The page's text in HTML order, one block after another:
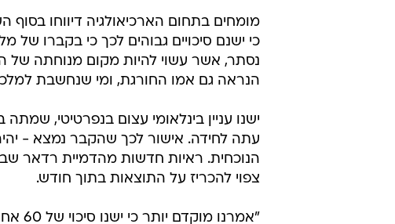
מומחים בתחום הארכיאולגיה דיווחו בסוף
כי ישנם סיכויים גבוהים לכך כי בקברו
נסתר, אשר עשוי להיות מקום מנוחתה של
הנראה גם אמו החורגת, ומי שנחשבת
עתה לחידה. אישור לכך שהקבר נמצא -
הנוכחית. ראיות חדשות מהדמיית רדאר
צפוי להכריז על התוצאות בתוך חודש.